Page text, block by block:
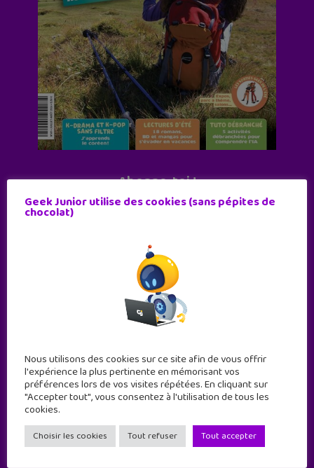
Abonne-toi !
11 numéros par an
JE M'ABONNE !
Geek Junior est le premier site de culture numérique
à destination des adolescents.
Geek Junior utilise des cookies (sans pépites de
chocolat)
Nous utilisons des cookies sur ce site afin de vous offrir
l'expérience la plus pertinente en mémorisant vos
préférences lors de vos visites répétées. En cliquant sur
"Accepter tout", vous consentez à l'utilisation de tous les
cookies.
Choisir les cookies Tout refuser Tout accepter